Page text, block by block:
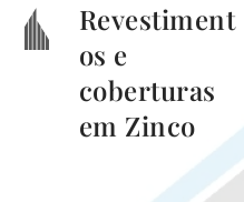
Revestiment
os e
coberturas
em Zinco